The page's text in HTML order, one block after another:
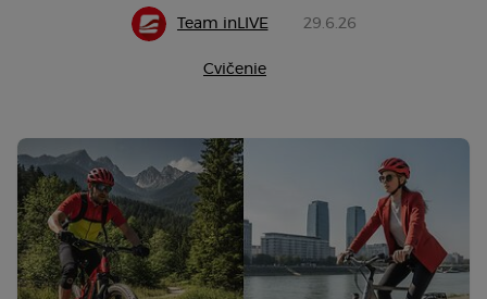
Team inLIVE 29.6.26
Cvičenie